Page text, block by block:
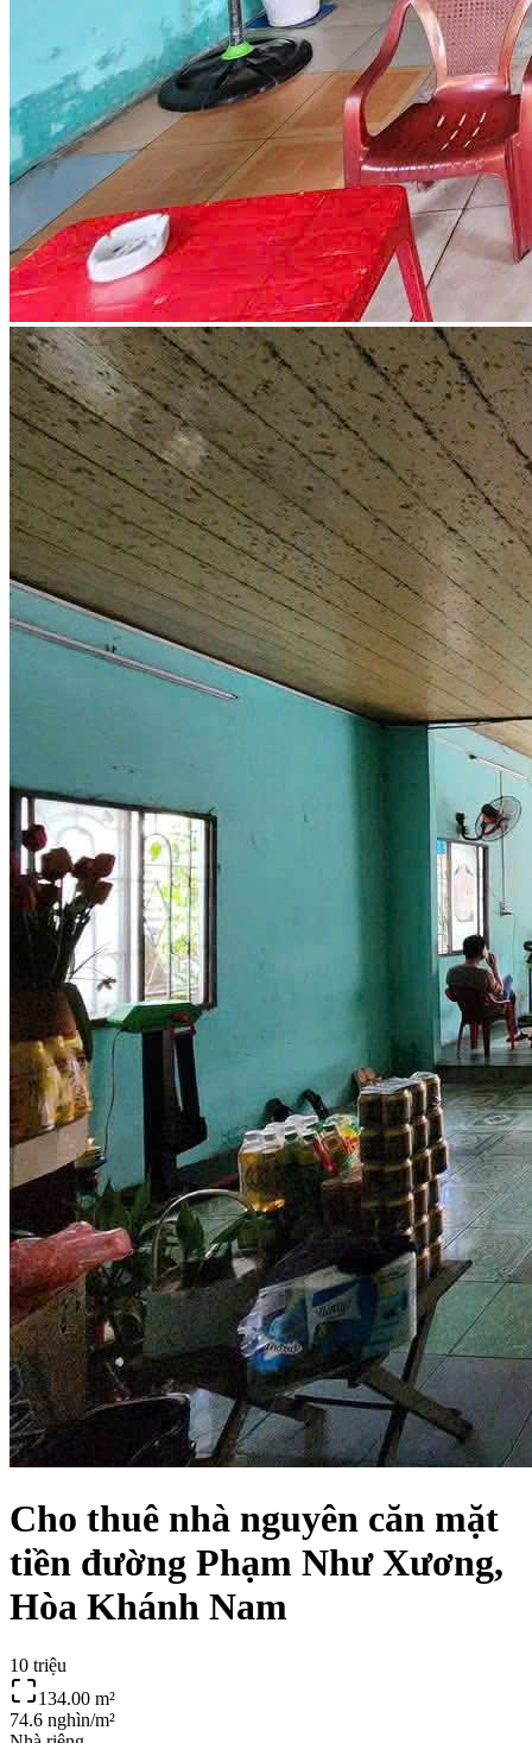
Cho thuê nhà nguyên căn mặt
tiền đường Phạm Như Xương,
Hòa Khánh Nam
10 triệu
134.00 m²
74.6 nghìn/m²